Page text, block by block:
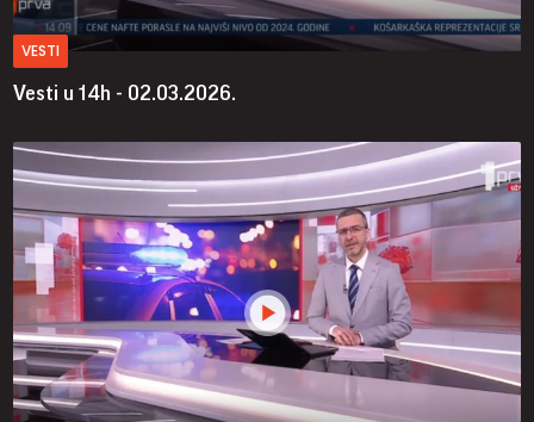
VESTI
Vesti u 14h - 02.03.2026.